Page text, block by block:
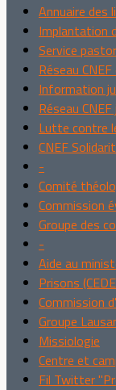
Annuaire des
Implantation
Service
Réseau
Information
Réseau
Lutte contre
CNEF
-
Comité
Commission
Groupe des
-
Aide au
Prisons
Commission
Groupe
Missiologie
Centre et
Fil Twitter